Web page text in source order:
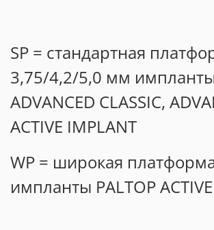
SP = стандартная
3,75/4,2/5,0 мм импланты
ADVANCED CLASSIC,
ACTIVE IMPLANT
WP = широкая
импланты PALTOP